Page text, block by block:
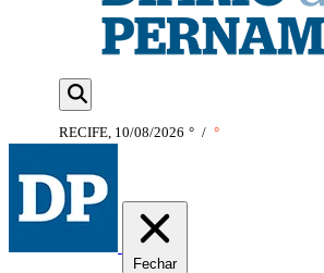
RECIFE, 10/08/2026 ° / °
Fechar